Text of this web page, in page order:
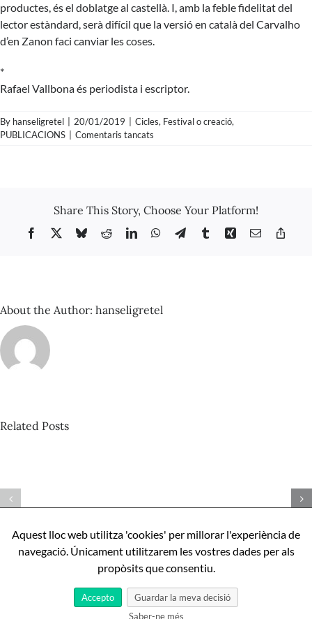
productes, és el doblatge al castellà. I, amb la feble fidelitat del
lector estàndard, serà difícil que la versió en català del Carvalho
d’en Zanon faci canviar les coses.
*
Rafael Vallbona és periodista i escriptor.
By hanseligretel 20/01/2019 Cicles, Festival o creació,
PUBLICACIONS
Comentaris tancats
negra
Share This Story, Choose Your Platform!
Facebook BlueskyRedditLinkedInWhatsApp
TelegramTumblrXing Email
About the Author: hanseligretel
Related Posts
Misonne
Mona
l’IA
ser
apunts
sobre
Aquest lloc web utilitza 'cookies' per millorar l'experiència de
navegació. Únicament utilitzarem les vostres dades per als
propòsits que consentiu.
Accepto
Guardar la meva decisió
Saber-ne més